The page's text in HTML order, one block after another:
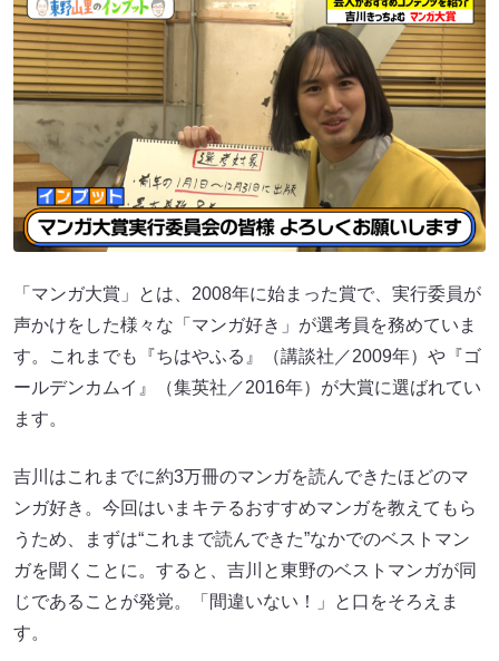
「マンガ大賞」とは、2008年に始まった賞で、実行委員が
声かけをした様々な「マンガ好き」が選考員を務めていま
す。これまでも『ちはやふる』（講談社／2009年）や『ゴ
ールデンカムイ』（集英社／2016年）が大賞に選ばれてい
ます。
吉川はこれまでに約3万冊のマンガを読んできたほどのマ
ンガ好き。今回はいまキテるおすすめマンガを教えてもら
うため、まずは“これまで読んできた”なかでのベストマン
ガを聞くことに。すると、吉川と東野のベストマンガが同
じであることが発覚。「間違いない！」と口をそろえま
す。